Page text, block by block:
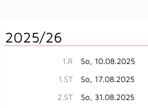
2025/26
1.R So, 10.08.2025
1.ST
So, 17.08.2025
2.ST
So, 31.08.2025